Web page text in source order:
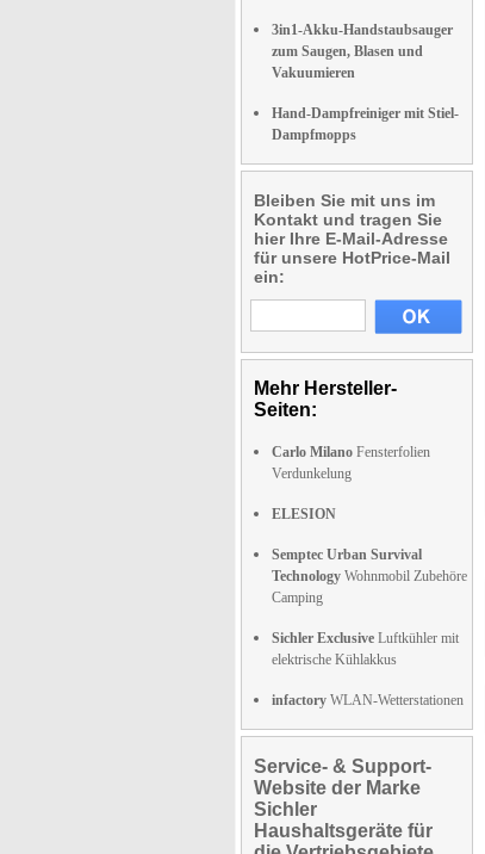
3in1-Akku-Handstaubsauger
zum Saugen, Blasen und
Vakuumieren
Hand-Dampfreiniger mit Stiel-
Dampfmopps
Bleiben Sie mit uns im
Kontakt und tragen Sie
hier Ihre E-Mail-Adresse
für unsere HotPrice-Mail
ein:
Mehr Hersteller-
Seiten:
Carlo Milano Fensterfolien
Verdunkelung
ELESION
Semptec Urban Survival
Technology Wohnmobil Zubehöre
Camping
Sichler Exclusive Luftkühler mit
elektrische Kühlakkus
infactory WLAN-Wetterstationen
Service- & Support-
Website der Marke
Sichler
Haushaltsgeräte für